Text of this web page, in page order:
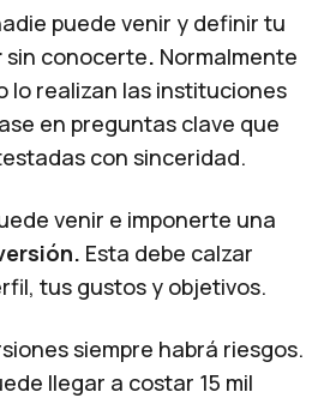
puede venir y definir tu
sin conocerte. Normalmente
lo realizan las instituciones
en preguntas clave que
con sinceridad.
venir e imponerte una
Esta debe calzar
tus gustos y objetivos.
siempre habrá riesgos.
llegar a costar 15 mil